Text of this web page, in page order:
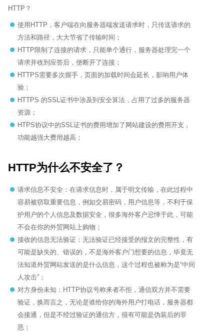
HTTP？
使用HTTP，客户端在向服务器端发送请求时，只传送请求的
方法和路径，大大节省了传输时间；
HTTP限制了连接的请求，只能单个通行，服务器处理完一个
请求并收到应答后，便断开了连接；
HTTPS需要多次握手，页面的加载时间会延长，影响用户体
验；
HTTPS 的SSL证书中涉及到安全算法，占用了过多的服务器
资源；
HTPS协议中的SSL证书的费用增加了网站建设的费用开支，
功能越强大费用越高；
HTTP为什么不安全了？
请求信息不安全：在请求信息时，属于明文传输，在此过程中
容易被窃取重要信息，例如交易密码，用户信息等，不利于保
护用户的个人信息及数据安全，很多海外客户忌惮于此，可能
不会在你的外贸网站上购物；
接收的信息无法验证：无法验证已经接受的报文的完整性，有
可能是缺失的、错误的，不是海外客户门想要的信息，毕竟无
法知道外贸网站发送的是什么信息，这个过程也被称为是“中间
人攻击”；
对方身份未知：HTTP协议号称来者不拒，通信双方并不需要
验证，换而言之，无论是谁给你的海外用户打电话，服务器都
会接通，但是不经过验证的通信方，很有可能是伪装后的罪
恶；